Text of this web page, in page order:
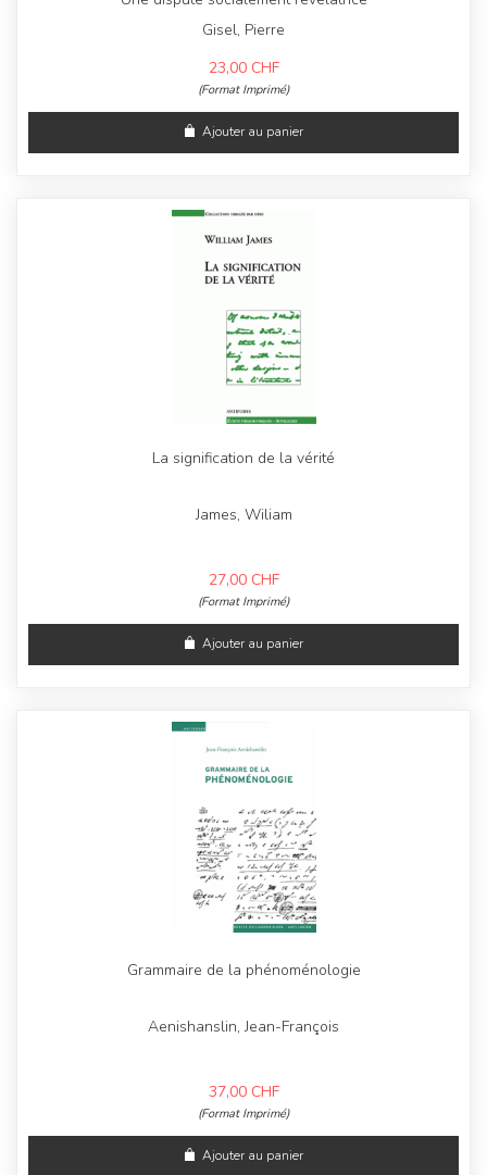
Gisel, Pierre
23,00 CHF
(Format Imprimé)
Ajouter au panier
La signification de la vérité
James, Wiliam
27,00 CHF
(Format Imprimé)
Ajouter au panier
Grammaire de la phénoménologie
Aenishanslin, Jean-François
37,00 CHF
(Format Imprimé)
Ajouter au panier